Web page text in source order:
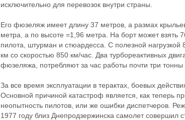
исключительно для перевозок внутри страны.
Его фюзеляж имеет длину 37 метров, а размах
метра, а по высоте =1,96 метра. На борт может взять
пилота, штурман и стюардесса. С полезной
км со скоростью 850 км/час. Два турбореактивных
фюзеляжа, потребляют за час работы почти три тонны
За все время эксплуатации в терактах, боевых
Основной причиной катастроф является, как теперь
неопытность пилотов, или же ошибки диспетчеров.
1977 году близ Днепродзержинска самолет совершил